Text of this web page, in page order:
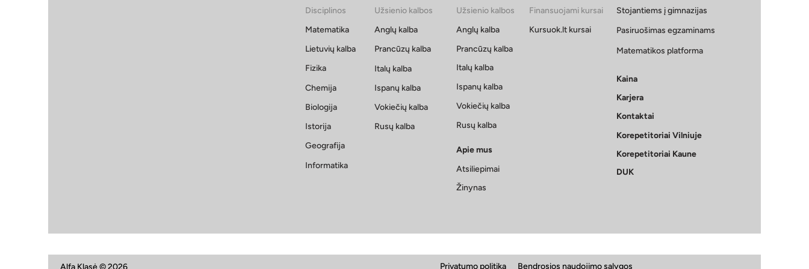
Ką skaityti prieš 11 klasę?
Rekomenduojamų literatūros
kūrinių sąrašas
Ką skaityti prieš 10 klasę?
Rekomenduojamų literatūros
Matematika
Disciplinos
Lietuvių kalba
Fizika
Chemija
Biologija
Istorija
Anglų kalba
Užsienio kalbos
Prancūzų kalba
Italų kalba
Ispanų kalba
Vokiečių kalba
Rusų kalba
Geografija
Informatika
Užsienio kalbos
Anglų kalba
Finansuojami kursai
Kursuok.lt kursai
Stojantiems į gimnazijas
Prancūzų kalba
Italų kalba
Ispanų kalba
Vokiečių kalba
Rusų kalba
Apie mus
Kaina
Karjera
Kontaktai
Korepetitoriai Vilniuje
Korepetitoriai Kaune
Pasiruošimas egzaminams
Matematikos platforma
Atsiliepimai
DUK
Žinynas
Alfa Klasė © 2026 Privatumo politika Bendrosios naudojimo sąlygos